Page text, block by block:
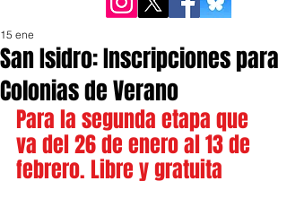
San Isidro: Inscripciones para
Colonias de Verano
15 ene
Para la segunda etapa que
va del 26 de enero al 13 de
febrero. Libre y gratuita